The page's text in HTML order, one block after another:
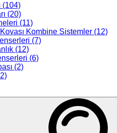
(104)
(20)
(11)
Kombine Sistemler (12)
(7)
(12)
(6)
(2)